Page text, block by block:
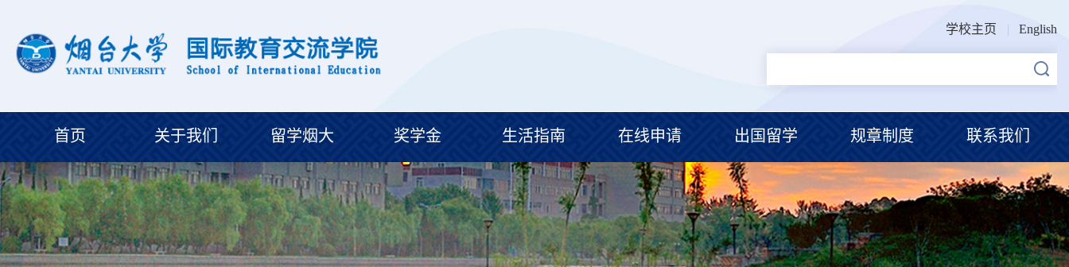
学校主页 English
首页 关于我们 留学烟大 奖学金 生活指南 在线申请 出国留学 规章制度 联系我们